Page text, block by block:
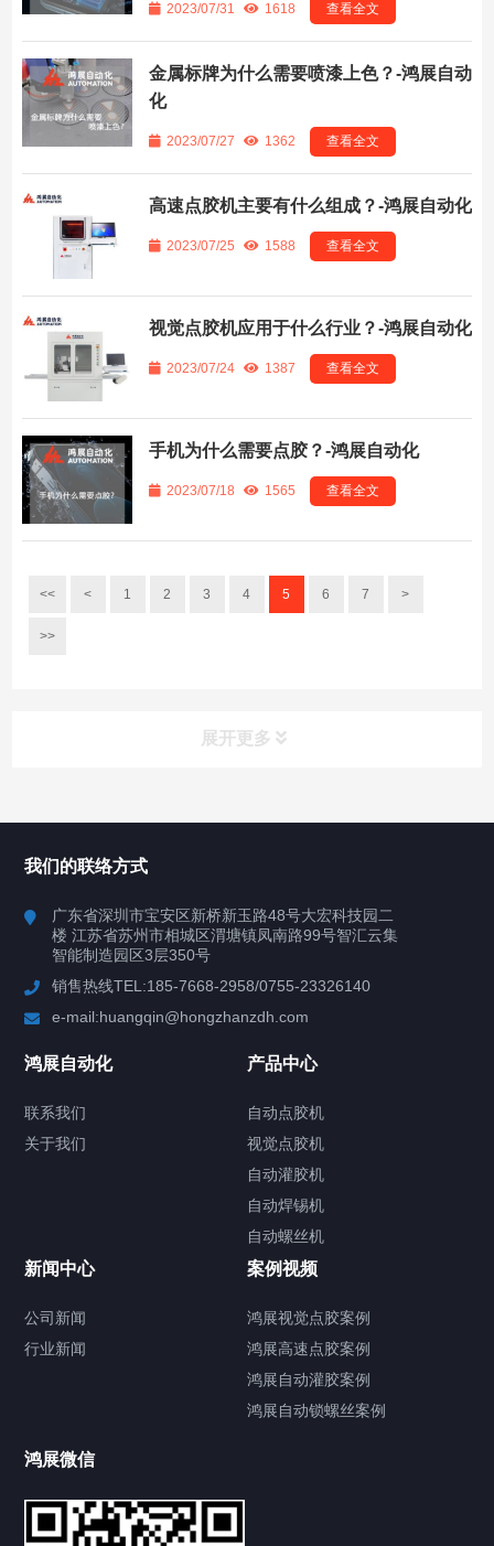
2023/07/31 1618 查看全文
金属标牌为什么需要喷漆上色？-鸿展自动
化
2023/07/27 1362 查看全文
高速点胶机主要有什么组成？-鸿展自动化
2023/07/25 1588 查看全文
视觉点胶机应用于什么行业？-鸿展自动化
2023/07/24 1387 查看全文
手机为什么需要点胶？-鸿展自动化
2023/07/18 1565 查看全文
<< < 1 2 3 4 5 6 7 >
>>
展开更多
案例视频
联系我们
关于我们
我们的联络方式
广东省深圳市宝安区新桥新玉路48号大宏科技园二
楼 江苏省苏州市相城区渭塘镇凤南路99号智汇云集
智能制造园区3层350号
销售热线TEL:185-7668-2958/0755-23326140
e-mail:huangqin@hongzhanzdh.com
鸿展自动化
联系我们
关于我们
产品中心
自动点胶机
视觉点胶机
自动灌胶机
自动焊锡机
自动螺丝机
新闻中心
公司新闻
行业新闻
案例视频
鸿展视觉点胶案例
鸿展高速点胶案例
鸿展自动灌胶案例
鸿展自动锁螺丝案例
鸿展微信